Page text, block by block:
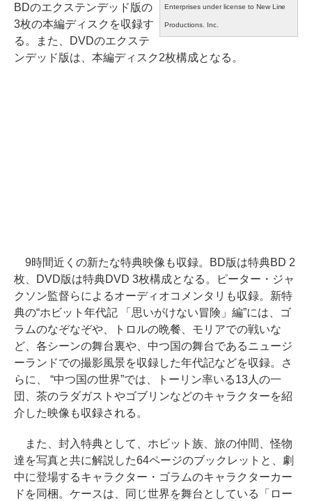
Enterprises under license to New Line
Productions. Inc.
BDのエクステンデッド版の
3枚の本編ディスクを収録す
る。また、DVDのエクステ
ンデッド版は、本編ディスク2枚構成となる。
9時間近くの新たな特典映像も収録。BD版は特典BD 2
枚、DVD版は特典DVD 3枚構成となる。ピーター・ジャ
クソン監督らによるオーディオコメンタリも収録。新特
典の“ホビット年代記 「思いがけない冒険」編”には、ゴ
ラムのなぞなぞや、トロルの晩餐、モリアでの戦いな
ど、各シーンの舞台裏や、中つ国の舞台であるニュージ
ーランドでの撮影風景を収録した年代記などを収録。さ
らに、 “中つ国の世界”では、トーリン率いる13人の一
団、茶のラダガストやゴブリンなどのキャラクターを紹
介した映像も収録される。
また、封入特典として、ホビット族、旅の仲間、怪物
達を写真と共に解説した64ページのブックレットと、劇
中に登場するキャラクター・ゴラムのキャラクターカー
ドを同梱。ケースは、同じ世界を舞台としている「ロー